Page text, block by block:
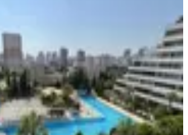
Gürselpaşa Mahallesi
·180 m²·4. Kat ·05.08.2026
₺